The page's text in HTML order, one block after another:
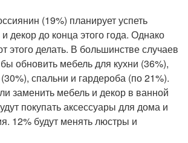
(19%) планирует успеть
декор до конца этого года. Однако
этого делать. В большинстве случаев
обновить мебель для кухни (36%),
спальни и гардероба (по 21%).
заменить мебель и декор в ванной
покупать аксессуары для дома и
12% будут менять люстры и